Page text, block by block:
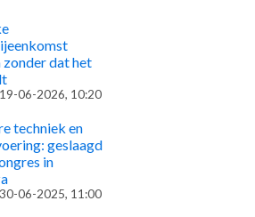
zonder dat het
19-06-2026, 10:20
techniek en
geslaagd
in
30-06-2025, 11:00